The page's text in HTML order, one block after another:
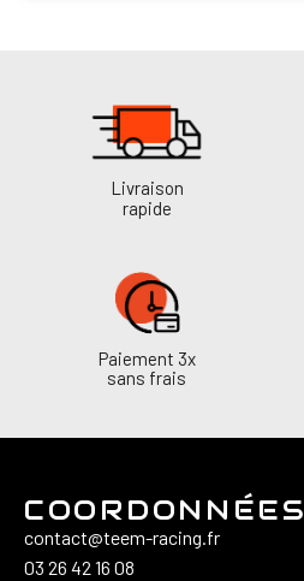
Livraison
rapide
Paiement 3x
sans frais
COORDONNÉES
contact@teem-racing.fr
03 26 42 16 08